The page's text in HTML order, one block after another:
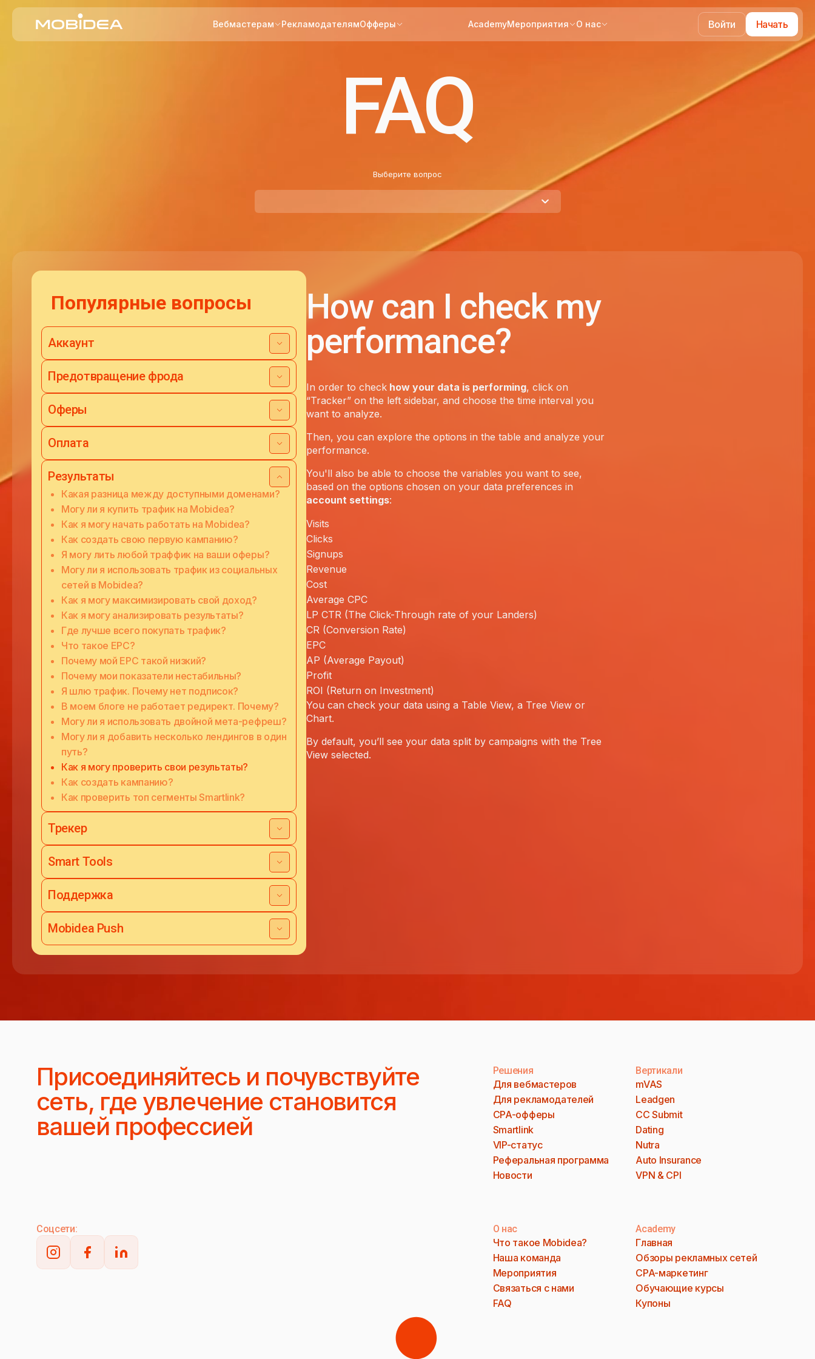
Вебмастерам РекламодателямОфферы AcademyМероприятия О нас Войти Начать
FAQ
Выберите вопрос
Популярные вопросы
Аккаунт
Предотвращение фрода
Оферы
Оплата
Результаты
Какая разница между доступными доменами?
Могу ли я купить трафик на Mobidea?
Как я могу начать работать на Mobidea?
Как создать свою первую кампанию?
Я могу лить любой траффик на ваши оферы?
Могу ли я использовать трафик из социальных
сетей в Mobidea?
Как я могу максимизировать свой доход?
Как я могу анализировать результаты?
Где лучше всего покупать трафик?
Что такое EPC?
Почему мой EPC такой низкий?
Почему мои показатели нестабильны?
Я шлю трафик. Почему нет подписок?
В моем блоге не работает редирект. Почему?
Могу ли я использовать двойной мета-рефреш?
Могу ли я добавить несколько лендингов в один
путь?
Как я могу проверить свои результаты?
Как создать кампанию?
Как проверить топ сегменты Smartlink?
Трекер
Smart Tools
Поддержка
Mobidea Push
How can I check my
performance?
In order to checkhow your data is performing, click on
“Tracker” on the left sidebar, and choose the time interval you
want to analyze.
Then, you can explore the options in the table and analyze your
performance.
You'll also be able to choose the variables you want to see,
based on the options chosen on your data preferences in
account settings:
Visits
Clicks
Signups
Revenue
Cost
Average CPC
LP CTR (The Click-Through rate of your Landers)
CR (Conversion Rate)
EPC
AP (Average Payout)
Profit
ROI (Return on Investment)
You can check your data using a Table View, a Tree View or
Chart.
By default, you’ll see your data split by campaigns with the Tree
View selected.
Присоединяйтесь и почувствуйте
сеть, где увлечение становится
вашей профессией
Решения
Для вебмастеров
Для рекламодателей
CPA-офферы
Smartlink
VIP-статус
Реферальная программа
Новости
Вертикали
mVAS
Leadgen
CC Submit
Dating
Nutra
Auto Insurance
VPN & CPI
Соцсети: О нас
Что такое Mobidea?
Наша команда
Мероприятия
Связаться с нами
FAQ
Academy
Главная
Обзоры рекламных сетей
CPA-маркетинг
Обучающие курсы
Купоны